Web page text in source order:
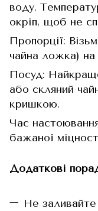
воду.
окріп, щоб не
Пропорції:
чайна ложка)
Посуд:
або скляний
кришкою.
Час
бажаної
Додаткові
Не